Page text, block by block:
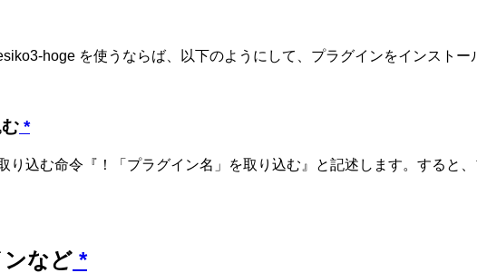
hoge を使うならば、以下のようにして、プラグインをインストー
*
り込む命令『！「プラグイン名」を取り込む』と記述します。すると
など *